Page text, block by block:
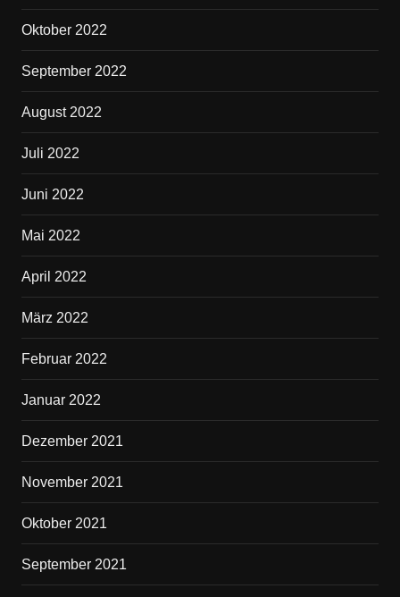
Oktober 2022
September 2022
August 2022
Juli 2022
Juni 2022
Mai 2022
April 2022
März 2022
Februar 2022
Januar 2022
Dezember 2021
November 2021
Oktober 2021
September 2021